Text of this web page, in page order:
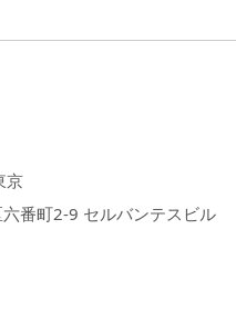
京
番町2-9 セルバンテスビル